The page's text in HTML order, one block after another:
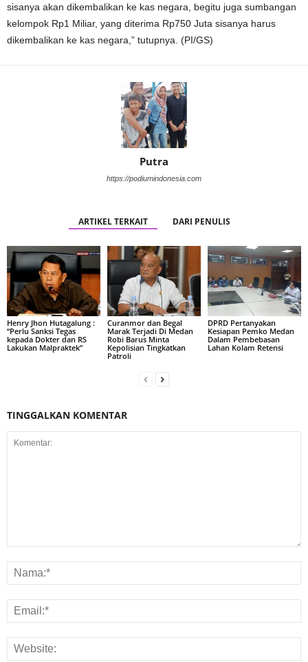
sisanya akan dikembalikan ke kas negara, begitu juga sumbangan
kelompok Rp1 Miliar, yang diterima Rp750 Juta sisanya harus
dikembalikan ke kas negara,” tutupnya. (PI/GS)
Putra
https://podiumindonesia.com
ARTIKEL TERKAIT DARI PENULIS
Henry Jhon Hutagalung :
“Perlu Sanksi Tegas
kepada Dokter dan RS
Lakukan Malpraktek”
Curanmor dan Begal
Marak Terjadi Di Medan
Robi Barus Minta
Kepolisian Tingkatkan
Patroli
DPRD Pertanyakan
Kesiapan Pemko Medan
Dalam Pembebasan
Lahan Kolam Retensi
TINGGALKAN KOMENTAR